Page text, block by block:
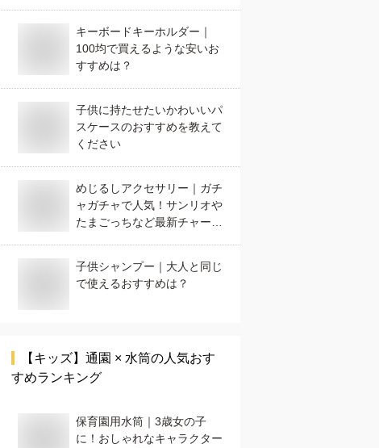
キーボードキーホルダー｜
100均で買えるような安いお
すすめは？
子供に持たせたいかわいいパ
スケースのおすすめを教えて
ください
めじるしアクセサリー｜ガチ
ャガチャで人気！サンリオや
たまごっちなど最新チャーム
子供シャンプー｜大人と同じ
で使えるおすすめは？
【キッズ】 通園 × 水筒の人気おす
すめランキング
保育園用水筒｜3歳女の子
に！おしゃれなキャラクター